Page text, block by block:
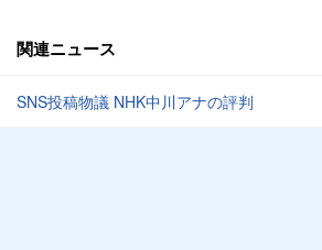
関連ニュース
SNS投稿物議 NHK中川アナの評判